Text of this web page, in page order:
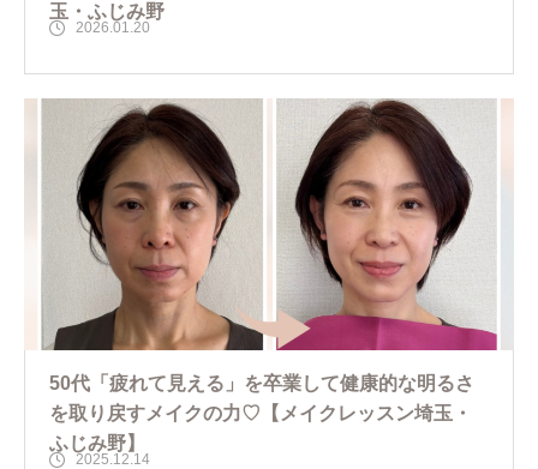
玉・ふじみ野
2026.01.20
50代「疲れて見える」を卒業して健康的な明るさ
を取り戻すメイクの力♡【メイクレッスン埼玉・
ふじみ野】
2025.12.14